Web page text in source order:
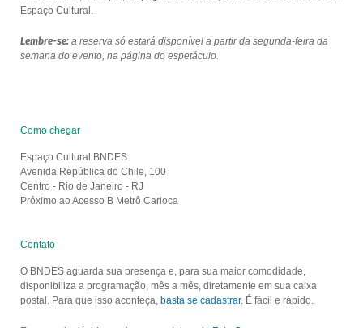
Espaço Cultural.
Lembre-se:a reserva só estará disponível a partir da segunda-feira da
semana do evento, na página do espetáculo.
Como chegar
Espaço Cultural BNDES
Avenida República do Chile, 100
Centro - Rio de Janeiro - RJ
Próximo ao Acesso B Metrô Carioca
Contato
O BNDES aguarda sua presença e, para sua maior comodidade,
disponibiliza a programação, mês a mês, diretamente em sua caixa
postal. Para que isso aconteça, basta se cadastrar. É fácil e rápido.